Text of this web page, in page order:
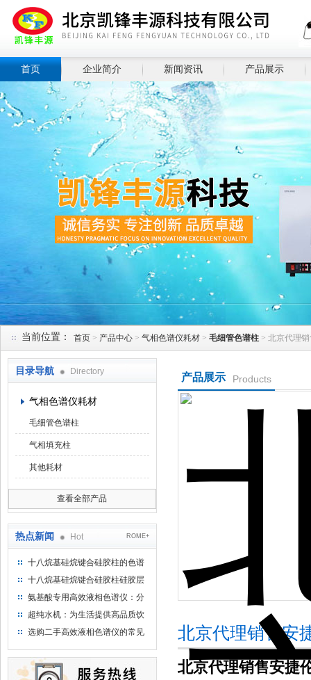
首页 企业简介 新闻资讯 产品展示
当前位置： 首页 > 产品中心 > 气相色谱仪耗材 > 毛细管色谱柱 > 北京代理
目录导航 Directory
气相色谱仪耗材
毛细管色谱柱
气相填充柱
其他耗材
查看全部产品
热点新闻 Hot ROME+
十八烷基硅烷键合硅胶柱的色谱
方法浅述
十八烷基硅烷键合硅胶柱硅胶层
析时如何装柱
氨基酸专用高效液相色谱仪：分
析氨基酸的仪器
超纯水机：为生活提供高品质饮
用水
选购二手高效液相色谱仪的常见
产品展示 Products
北京代理销售安
北京代理销售安捷